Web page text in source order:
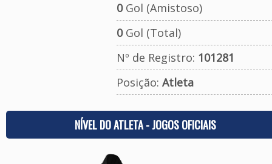
0Gol (Amistoso)
0Gol (Total)
Nº de Registro: 101281
Posição: Atleta
NÍVEL DO ATLETA - JOGOS OFICIAIS